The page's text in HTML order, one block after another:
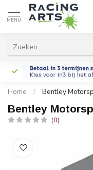
MENU
Home / Bentley
Bentley
(0)